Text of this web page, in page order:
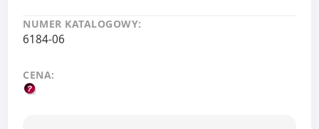
NUMER KATALOGOWY:
6184-06
CENA: